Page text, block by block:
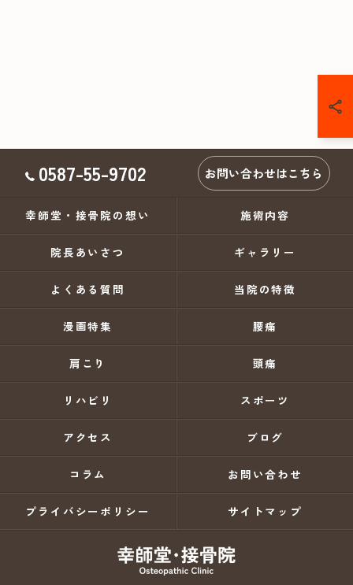
0587-55-9702 お問い合わせはこちら
幸師堂・接骨院の想い 施術内容
院長あいさつ ギャラリー
よくある質問 当院の特徴
漫画特集 腰痛
肩こり 頭痛
リハビリ スポーツ
アクセス ブログ
コラム お問い合わせ
プライバシーポリシー サイトマップ